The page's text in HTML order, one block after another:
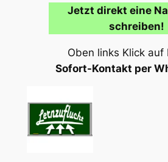
Jetzt direkt eine
schreiben!
Oben links Klick auf
Sofort-Kontakt per